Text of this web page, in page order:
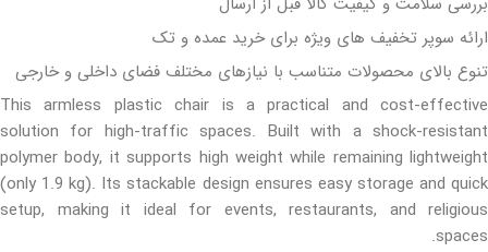
ارائه سوپر تخفیف های ویژه برای خرید عمده و تک
تنوع بالای محصولات متناسب با نیازهای مختلف فضای داخلی و خارجی
This armless plastic chair is a practical and cost-effective
solution for high-traffic spaces. Built with a shock-resistant
polymer body, it supports high weight while remaining lightweight
(only 1.9 kg). Its stackable design ensures easy storage and quick
setup, making it ideal for events, restaurants, and religious
spaces.